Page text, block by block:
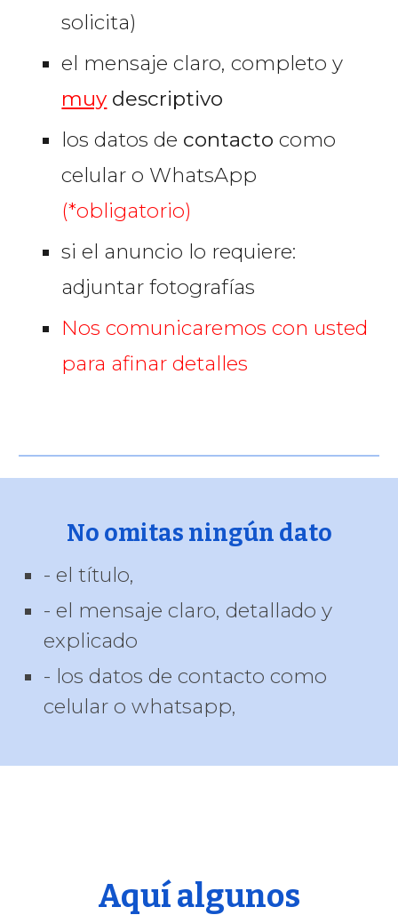
solicita)
el mensaje claro, completo y
muy descriptivo
los datos de contactocomo
celular o WhatsApp
(*obligatorio)
si el anuncio lo requiere:
adjuntar fotografías
Nos comunicaremos con usted
para afinar detalles
No omitas ningún dato
- el título,
- el mensaje claro, detallado y
explicado
- los datos de contacto como
celular o whatsapp,
Aquí algunos